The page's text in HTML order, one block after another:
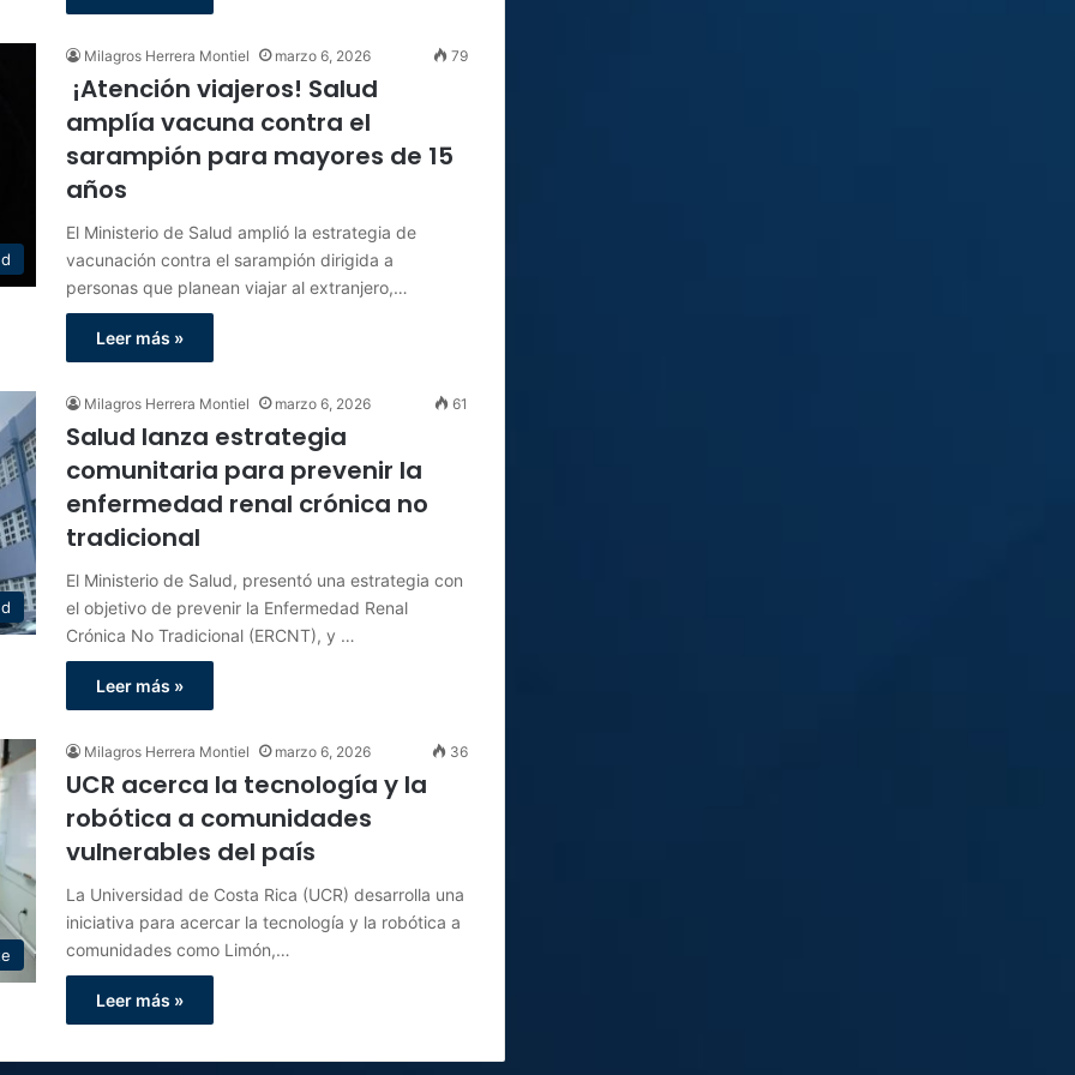
Milagros Herrera Montiel marzo 6, 2026 79
¡Atención viajeros! Salud
amplía vacuna contra el
sarampión para mayores de 15
años
El Ministerio de Salud amplió la estrategia de
vacunación contra el sarampión dirigida a
personas que planean viajar al extranjero,…
Leer más »
Milagros Herrera Montiel marzo 6, 2026 61
Salud lanza estrategia
comunitaria para prevenir la
enfermedad renal crónica no
tradicional
El Ministerio de Salud, presentó una estrategia con
el objetivo de prevenir la Enfermedad Renal
Crónica No Tradicional (ERCNT), y …
Leer más »
Milagros Herrera Montiel marzo 6, 2026 36
UCR acerca la tecnología y la
robótica a comunidades
vulnerables del país
La Universidad de Costa Rica (UCR) desarrolla una
iniciativa para acercar la tecnología y la robótica a
comunidades como Limón,…
Leer más »